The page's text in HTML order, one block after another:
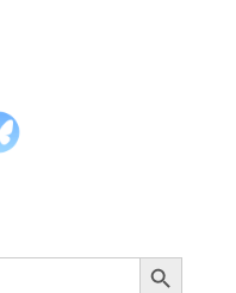
Search Button